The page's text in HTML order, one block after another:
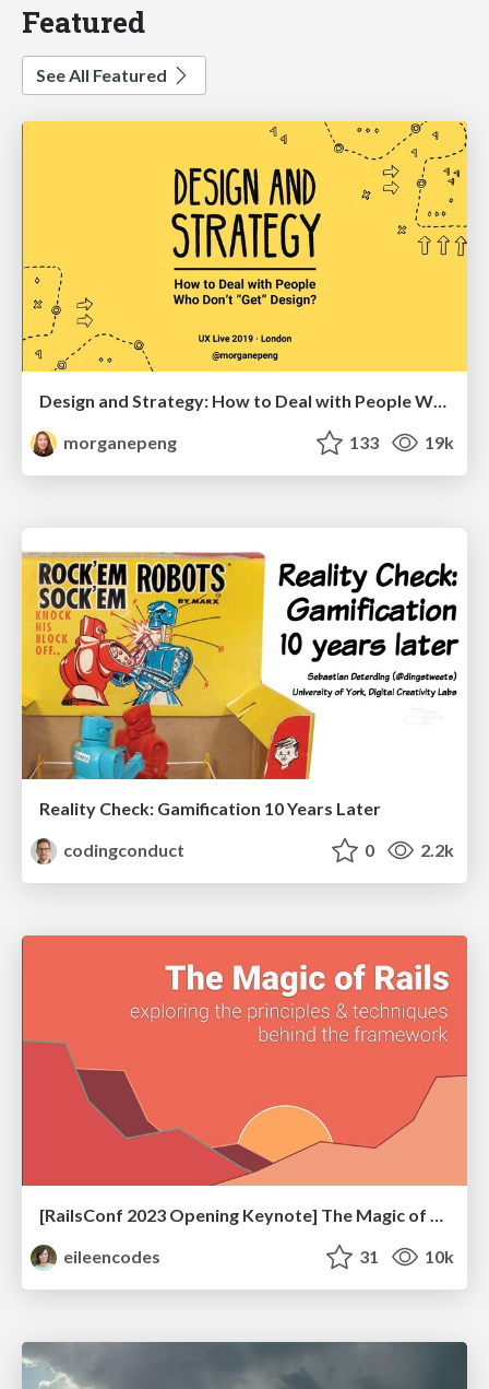
Featured
See All Featured
Design and Strategy: How to Deal with People Who Don’t "Get" Design
morganepeng
133 19k
Reality Check: Gamification 10 Years Later
codingconduct
0 2.2k
[RailsConf 2023 Opening Keynote] The Magic of Rails
eileencodes
31 10k